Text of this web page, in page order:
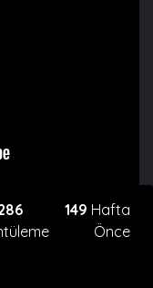
149 Hafta
Önce